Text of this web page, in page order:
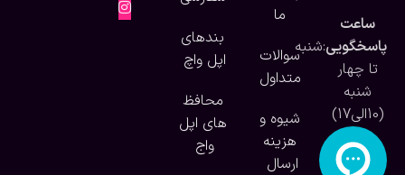
ساعت
پاسخگویی:شنبه
تا چهار
شنبه
(10الی17)
ما
سوالات
متداول
شیوه و
هزینه
ارسال
بندهای
اپل واچ
محافظ
های اپل
واج